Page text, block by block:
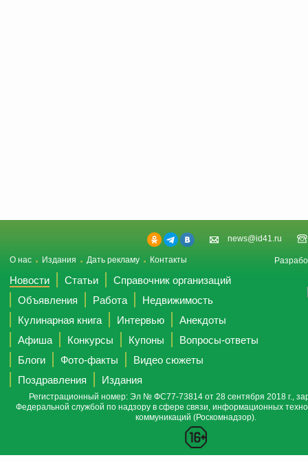
news@id41.ru
О нас Издания Дать рекламу Контакты
Новости Статьи
Справочник организаций
Объявления
Работа
Недвижимость
Кулинарная книга
Интервью
Анекдоты
Афиша
Конкурсы Купоны
Вопросы-ответы
Блоги
Фото-факты
Видео сюжеты
Поздравления
Издания
Регистрационный номер: Эл № ФС77-73814 от 28 сентября 2018 г.,
Федеральной службой по надзору в сфере связи, информационных
коммуникаций (Роскомнадзор).